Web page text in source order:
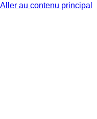
Aller au contenu principal